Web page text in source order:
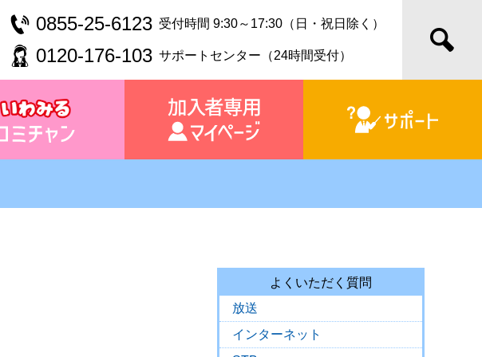
0855-25-6123 受付時間 9:30～17:30（日・祝日除く）
0120-176-103 サポートセンター（24時間受付）
よくいただく質問
放送
インターネット